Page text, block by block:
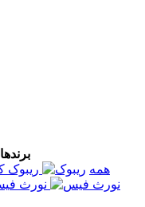
همه
ریبوک
نورث